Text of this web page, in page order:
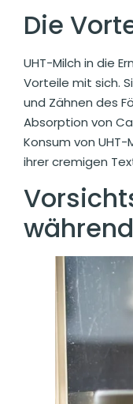
Die
UHT-Milch in die
Vorteile mit sich.
und Zähnen des
Absorption von
Konsum von
ihrer cremigen